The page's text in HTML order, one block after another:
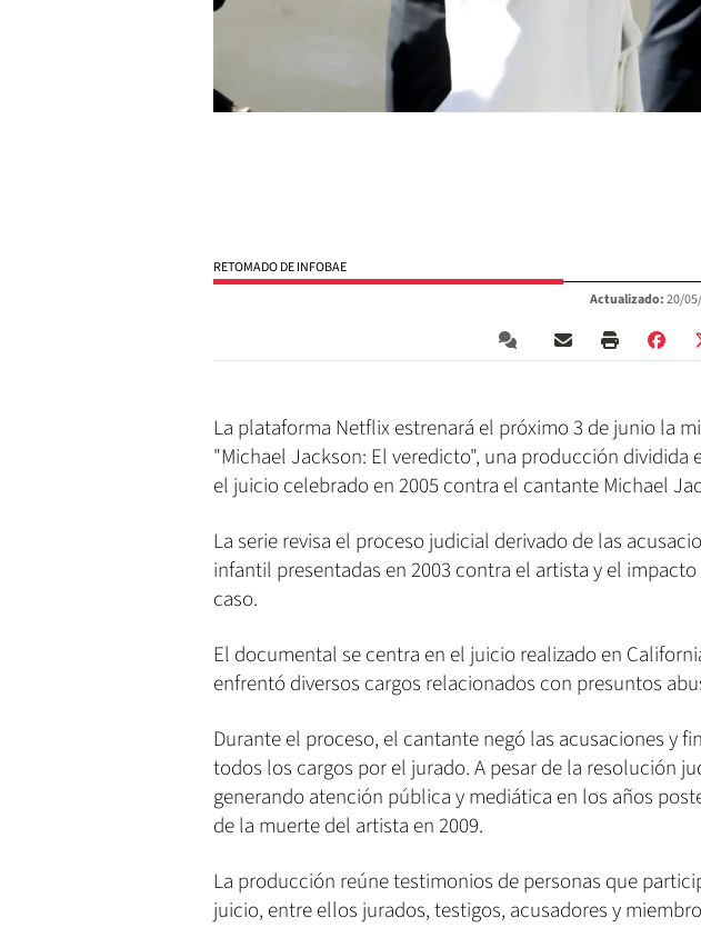
RETOMADO DE INFOBAE
Actualizado:20/
La plataforma Netflix estrenará el próximo 3 de junio la
"Michael Jackson: El veredicto", una producción dividida
el juicio celebrado en 2005 contra el cantante Michael
La serie revisa el proceso judicial derivado de las
infantil presentadas en 2003 contra el artista y el
caso.
El documental se centra en el juicio realizado en
enfrentó diversos cargos relacionados con presuntos
Durante el proceso, el cantante negó las acusaciones y
todos los cargos por el jurado. A pesar de la resolución
generando atención pública y mediática en los años
de la muerte del artista en 2009.
La producción reúne testimonios de personas que
juicio, entre ellos jurados, testigos, acusadores y